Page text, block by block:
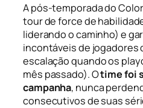
A pós-temporada do
tour de forcede
liderando o caminho) e
incontáveis ​​de jogadores
escalação quando os
mês passado). Otime foi
campanha, nunca
consecutivos de suas